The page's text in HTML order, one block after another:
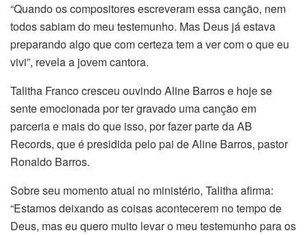
“Quando os compositores escreveram essa canção, nem
todos sabiam do meu testemunho. Mas Deus já estava
preparando algo que com certeza tem a ver com o que eu
vivi”, revela a jovem cantora.
Talitha Franco cresceu ouvindo Aline Barros e hoje se
sente emocionada por ter gravado uma canção em
parceria e mais do que isso, por fazer parte da AB
Records, que é presidida pelo pai de Aline Barros, pastor
Ronaldo Barros.
Sobre seu momento atual no ministério, Talitha afirma:
“Estamos deixando as coisas acontecerem no tempo de
Deus, mas eu quero muito levar o meu testemunho para os